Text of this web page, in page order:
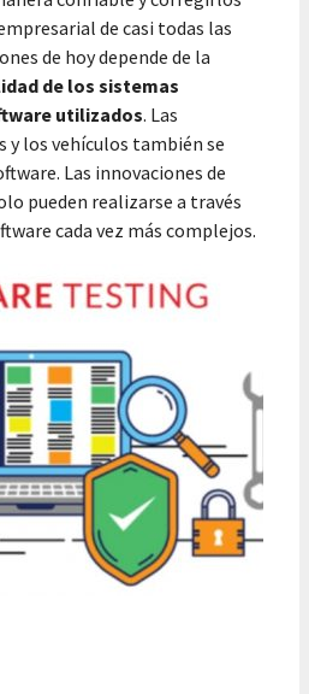
de casi todas las
de hoy depende de la
de los sistemas
utilizados. Las
y los vehículos también se
Las innovaciones de
pueden realizarse a través
cada vez más complejos.